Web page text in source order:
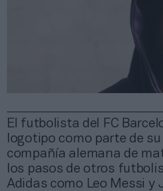
El futbolista del FC
logotipo como parte de
compañía alemana de
los pasos de otros
Adidas como Leo Messi y